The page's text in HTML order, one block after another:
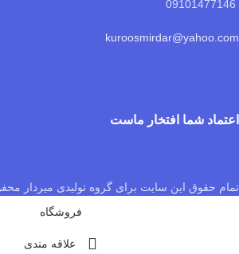
kuroosmirdar@yahoo.com
اعتماد شما افتخار ماست
تمام حقوق این سایت برای گروه تولیدی میردار
فروشگاه
علاقه مندی